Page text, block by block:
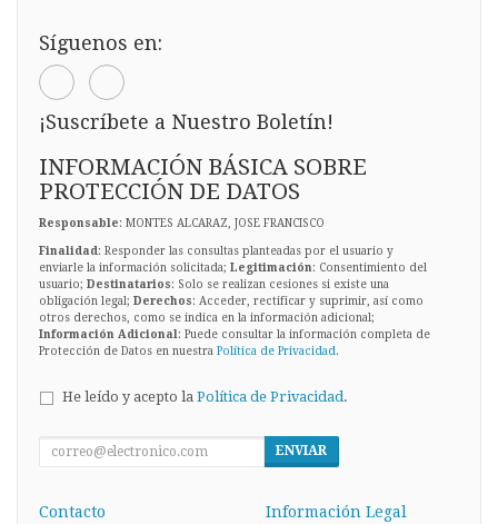
Síguenos en:
¡Suscríbete a Nuestro Boletín!
INFORMACIÓN BÁSICA SOBRE
PROTECCIÓN DE DATOS
Responsable: MONTES ALCARAZ, JOSE FRANCISCO
Finalidad: Responder las consultas planteadas por el usuario y
enviarle la información solicitada; Legitimación: Consentimiento del
usuario; Destinatarios: Solo se realizan cesiones si existe una
obligación legal; Derechos: Acceder, rectificar y suprimir, así como
otros derechos, como se indica en la información adicional;
Información Adicional: Puede consultar la información completa de
Protección de Datos en nuestra Política de Privacidad.
He leído y acepto la Política de Privacidad.
ENVIAR
Contacto Información Legal